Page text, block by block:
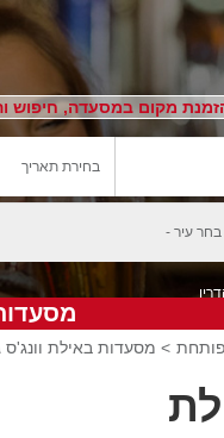
מקום במסעדה, חיפוש
> מסעדות באילת וונג'ס